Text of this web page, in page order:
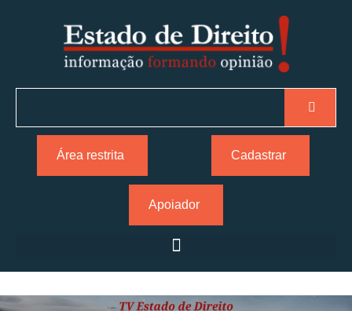
Área restrita Cadastrar
Apoiador